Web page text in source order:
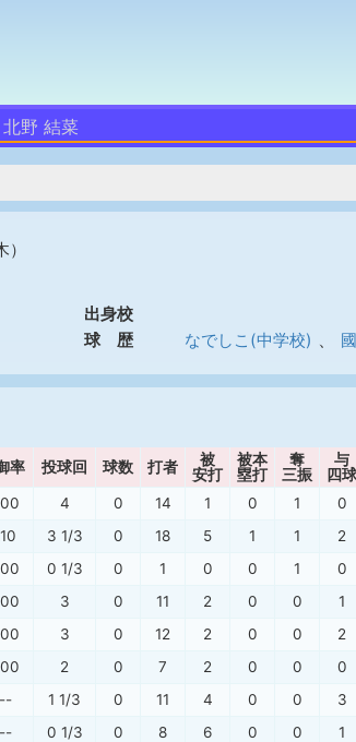
北野 結菜
出身校
球 歴
なでしこ(中学校) 、
率 投球回 球数 打者
被
安打
被本
塁打
奪
三振
与
四球
4 0 14 1 0 1 0
3 1/3 0 18 5 1 1 2
0 1/3 0 1 0 0 1 0
3 0 11 2 0 0 1
3 0 12 2 0 0 2
2 0 7 2 0 0 0
1 1/3 0 11 4 0 0 3
0 1/3 0 8 6 0 0 1